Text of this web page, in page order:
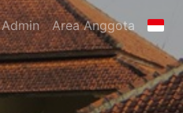
Admin Area Anggota